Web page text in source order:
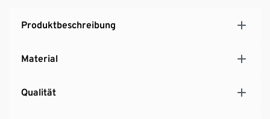
Produktbeschreibung
Material
Qualität